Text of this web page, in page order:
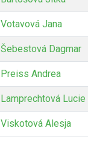
Votavová Jana
Šebestová Dagmar
Preiss Andrea
Lamprechtová Lucie
Viskotová Alesja